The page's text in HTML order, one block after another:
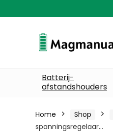
Batterij-
afstandshouders
Home Shop
spanningsregelaar…